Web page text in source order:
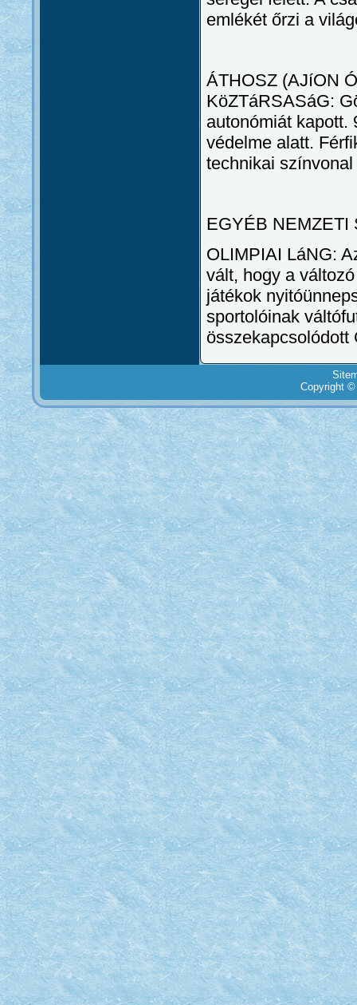
emlékét őrzi a
ÁTHOSZ (AJíON
KöZTáRSASáG:
autonómiát kapott.
védelme alatt.
technikai
EGYÉB NEMZETI
OLIMPIAI LáNG:
vált, hogy a
játékok
sportolóinak
összekapcsolódott
Copyright ©